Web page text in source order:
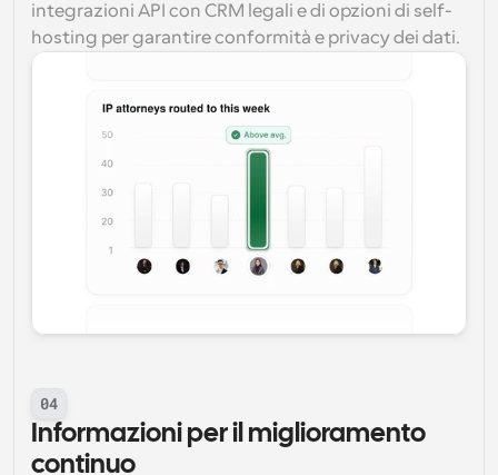
integrazioni API con CRM legali e di opzioni di self-
hosting per garantire conformità e privacy dei dati.
04
Informazioni per il miglioramento
continuo